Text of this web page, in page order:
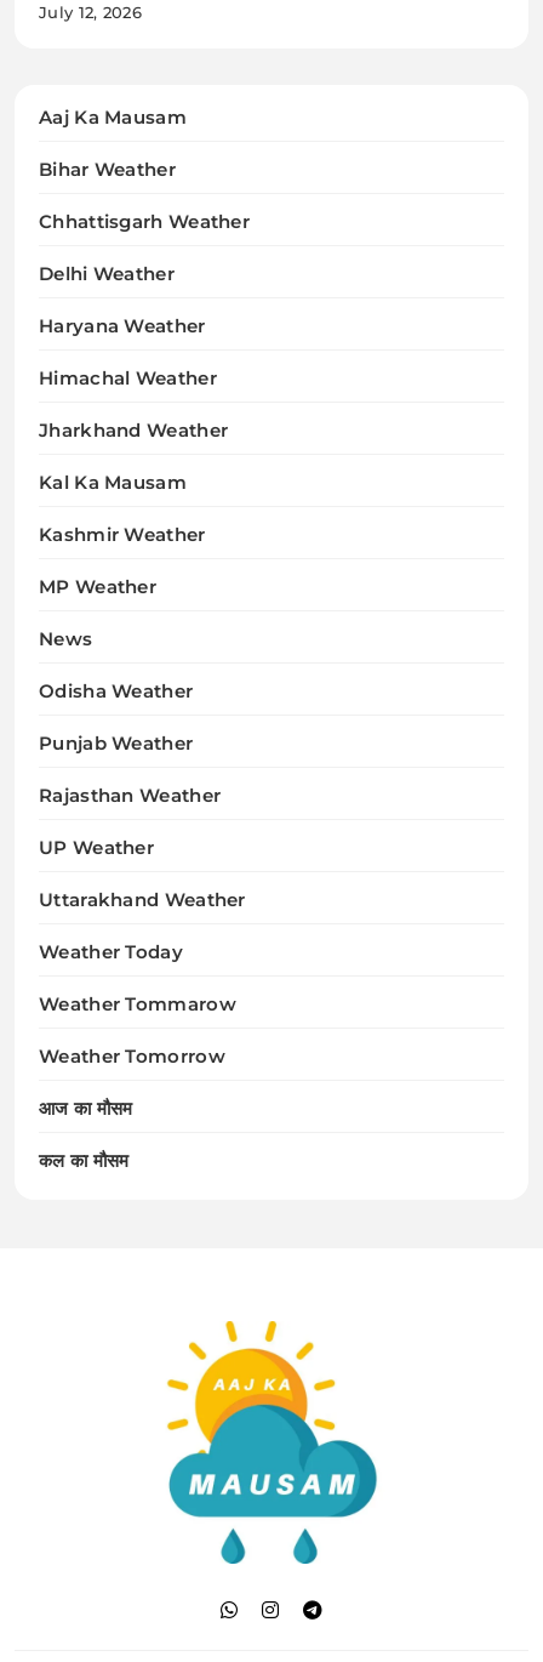
July 12, 2026
Aaj Ka Mausam
Bihar Weather
Chhattisgarh Weather
Delhi Weather
Haryana Weather
Himachal Weather
Jharkhand Weather
Kal Ka Mausam
Kashmir Weather
MP Weather
News
Odisha Weather
Punjab Weather
Rajasthan Weather
UP Weather
Uttarakhand Weather
Weather Today
Weather Tommarow
Weather Tomorrow
आज का मौसम
कल का मौसम
Aaj Ka Mausam | आज